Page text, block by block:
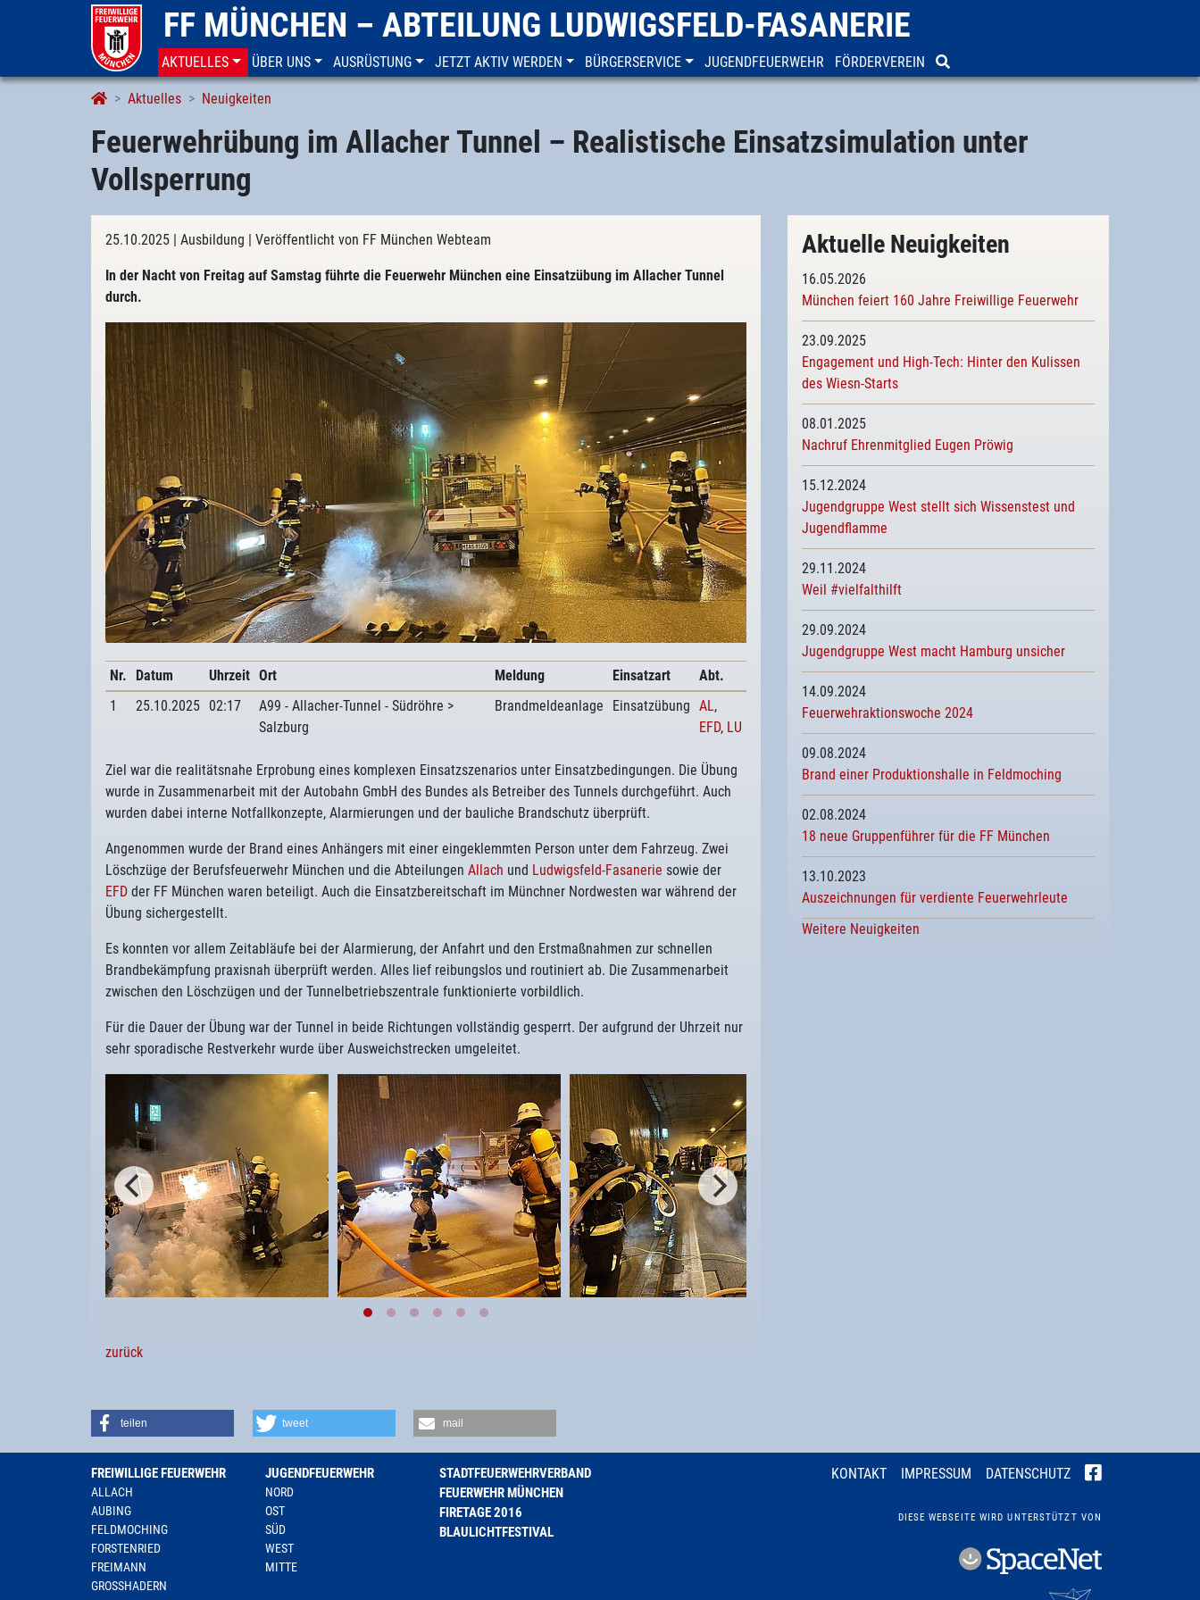
FF MÜNCHEN – ABTEILUNG LUDWIGSFELD-FASANERIE
AKTUELLES ÜBER UNS AUSRÜSTUNG JETZT AKTIV WERDEN BÜRGERSERVICE JUGENDFEUERWEHR FÖRDERVEREIN
Aktuelles Neuigkeiten
Feuerwehrübung im Allacher Tunnel – Realistische Einsatzsimulation unter
Vollsperrung
25.10.2025 | Ausbildung | Veröffentlicht von FF München Webteam
In der Nacht von Freitag auf Samstag führte die Feuerwehr München eine Einsatzübung im Allacher Tunnel
durch.
Nr. Datum Uhrzeit Ort Meldung Einsatzart
Abt.
1
25.10.2025 02:17
A99 - Allacher-Tunnel - Südröhre >
Salzburg
Brandmeldeanlage Einsatzübung AL,
EFD, LU
Ziel war die realitätsnahe Erprobung eines komplexen Einsatzszenarios unter Einsatzbedingungen. Die Übung
wurde in Zusammenarbeit mit der Autobahn GmbH des Bundes als Betreiber des Tunnels durchgeführt. Auch
wurden dabei interne Notfallkonzepte, Alarmierungen und der bauliche Brandschutz überprüft.
Angenommen wurde der Brand eines Anhängers mit einer eingeklemmten Person unter dem Fahrzeug. Zwei
Löschzüge der Berufsfeuerwehr München und die Abteilungen Allach und Ludwigsfeld-Fasanerie sowie der
EFD der FF München waren beteiligt. Auch die Einsatzbereitschaft im Münchner Nordwesten war während der
Übung sichergestellt.
Es konnten vor allem Zeitabläufe bei der Alarmierung, der Anfahrt und den Erstmaßnahmen zur schnellen
Brandbekämpfung praxisnah überprüft werden. Alles lief reibungslos und routiniert ab. Die Zusammenarbeit
zwischen den Löschzügen und der Tunnelbetriebszentrale funktionierte vorbildlich.
Für die Dauer der Übung war der Tunnel in beide Richtungen vollständig gesperrt. Der aufgrund der Uhrzeit nur
sehr sporadische Restverkehr wurde über Ausweichstrecken umgeleitet.
zurück
Aktuelle Neuigkeiten
16.05.2026
München feiert 160 Jahre Freiwillige Feuerwehr
23.09.2025
Engagement und High-Tech: Hinter den Kulissen
des Wiesn-Starts
08.01.2025
Nachruf Ehrenmitglied Eugen Pröwig
15.12.2024
Jugendgruppe West stellt sich Wissenstest und
Jugendflamme
29.11.2024
Weil #vielfalthilft
29.09.2024
Jugendgruppe West macht Hamburg unsicher
14.09.2024
Feuerwehraktionswoche 2024
09.08.2024
Brand einer Produktionshalle in Feldmoching
02.08.2024
18 neue Gruppenführer für die FF München
13.10.2023
Auszeichnungen für verdiente Feuerwehrleute
Weitere Neuigkeiten
teilen tweet mail
FREIWILLIGE FEUERWEHR
ALLACH
AUBING
FELDMOCHING
FORSTENRIED
FREIMANN
GROSSHADERN
JUGENDFEUERWEHR
NORD
OST
SÜD
WEST
MITTE
STADTFEUERWEHRVERBAND
FEUERWEHR MÜNCHEN
FIRETAGE 2016
BLAULICHTFESTIVAL
KONTAKT IMPRESSUM DATENSCHUTZ
DIESE WEBSEITE WIRD UNTERSTÜTZT VON